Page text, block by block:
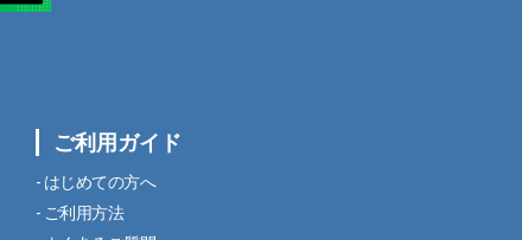
ご利用ガイド
はじめての方へ
ご利用方法